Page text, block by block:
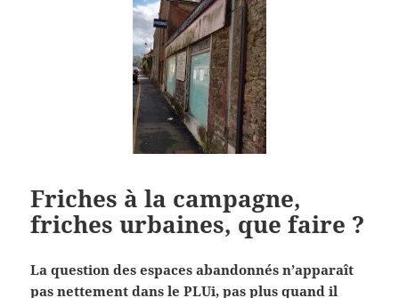
Friches à la campagne,
friches urbaines, que faire ?
La question des espaces abandonnés n’apparaît
pas nettement dans le PLUi, pas plus quand il